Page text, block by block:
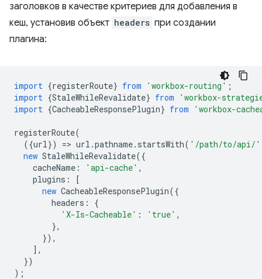
заголовков в качестве критериев для добавления в
кеш, установив объект headers при создании
плагина:
import {registerRoute} from 'workbox-routing' ;
import {StaleWhileRevalidate} from
'workbox-
import {CacheableResponsePlugin} from 'workbox-
registerRoute(
({url}) => url .pathname. startsWith( '/path/to/api/'
new StaleWhileRevalidate({
cacheName : 'api-cache' ,
plugins :
[
new CacheableResponsePlugin({
headers :
{
'X-Is-Cacheable' : 'true' ,
},
}),
],
})
);